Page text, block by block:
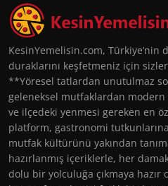
KesinYemelisin.com, Türkiye’nin
duraklarını keşfetmeniz için
**Yöresel tatlardan unutulmaz
geleneksel mutfaklardan
ve ilçedeki yenmesi gereken en
platform, gastronomi
mutfak kültürünü yakından
hazırlanmış içeriklerle, her
dolu bir yolculuğa çıkmaya hazır